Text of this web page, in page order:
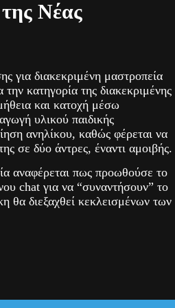
Νέας
για διακεκριμένη μαστροπεία
κατηγορία της διακεκριμένης
και κατοχή μέσω
υλικού παιδικής
ανηλίκου, καθώς φέρεται να
σε δύο άντρες, έναντι αμοιβής.
αναφέρεται πως προωθούσε το
chat για να “συναντήσουν” το
διεξαχθεί κεκλεισμένων των